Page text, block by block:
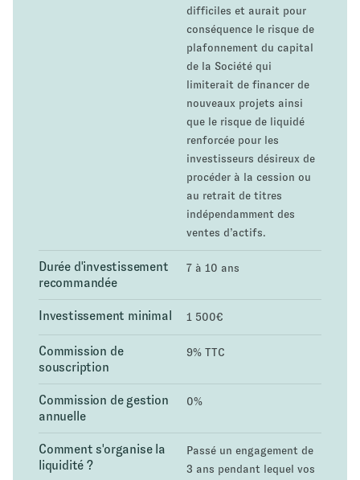
difficiles et aurait pour
conséquence le risque de
plafonnement du capital
de la Société qui
limiterait de financer de
nouveaux projets ainsi
que le risque de liquidé
renforcée pour les
investisseurs désireux de
procéder à la cession ou
au retrait de titres
indépendamment des
ventes d’actifs.
Durée d'investissement
recommandée
7 à 10 ans
Investissement minimal 1 500€
Commission de
souscription
9% TTC
Commission de gestion
annuelle
0%
Comment s'organise la
liquidité ?
Passé un engagement de
3 ans pendant lequel vos